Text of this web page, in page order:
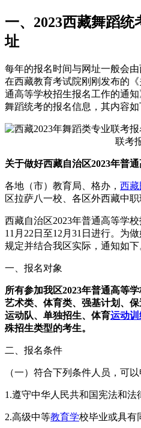
一、2023西藏舞蹈统
址
每年的报名时间与网址一般会
在西藏教育考试院刚刚发布的
通高等学校招生报名工作的通
舞蹈统考的报名信息，其内容如
关于做好西藏自治区2023年普
各地（市）教育局、格办， 西藏
区拉萨八一校、各区外西藏中职
西藏自治区2023年普通高等学
11月22日至12月31日进行。为
规定并结合我区实际，通知如下
一、报名对象
所有参加我区2023年普通高等
艺术类、体育类、强基计划、
运动队、单独招生、体育运动训
殊招生类型的考生。
二、报名条件
（一）符合下列条件人员，可以
1.遵守中华人民共和国宪法和法
2.高级中等教育学校毕业或具有